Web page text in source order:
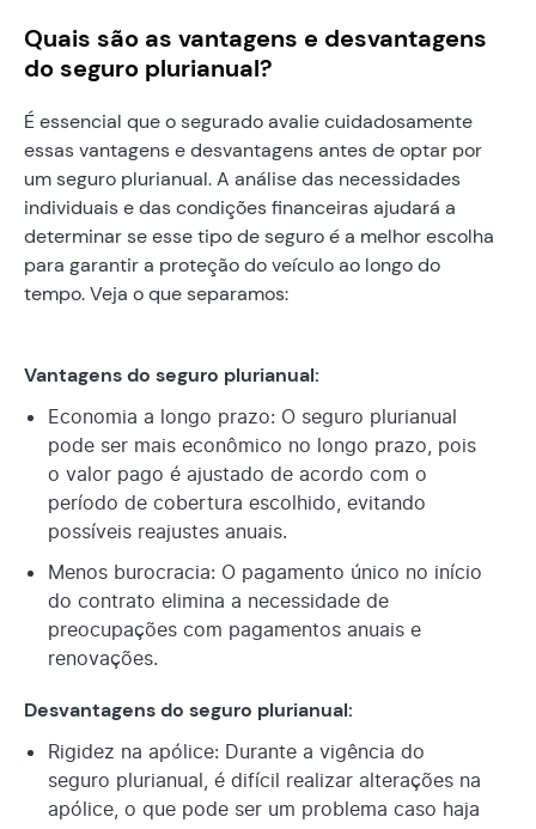
Quais são as vantagens e desvantagens
do seguro plurianual?
É essencial que o segurado avalie cuidadosamente
essas vantagens e desvantagens antes de optar por
um seguro plurianual. A análise das necessidades
individuais e das condições financeiras ajudará a
determinar se esse tipo de seguro é a melhor escolha
para garantir a proteção do veículo ao longo do
tempo. Veja o que separamos:
Vantagens do seguro plurianual:
Economia a longo prazo: O seguro plurianual
pode ser mais econômico no longo prazo, pois
o valor pago é ajustado de acordo com o
período de cobertura escolhido, evitando
possíveis reajustes anuais.
Menos burocracia: O pagamento único no início
do contrato elimina a necessidade de
preocupações com pagamentos anuais e
renovações.
Desvantagens do seguro plurianual:
Rigidez na apólice: Durante a vigência do
seguro plurianual, é difícil realizar alterações na
apólice, o que pode ser um problema caso haja